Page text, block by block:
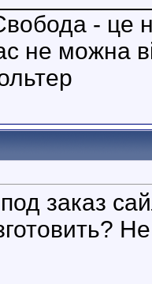
- це
не можна
заказ